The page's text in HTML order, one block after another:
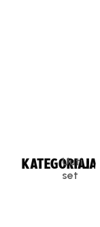
KATEGORIA:
Uuti
set